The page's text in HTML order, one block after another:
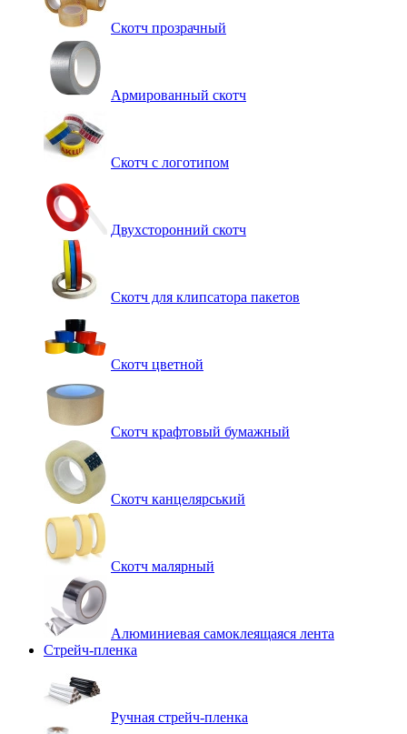
Cкотч прозрачный
Армированный скотч
Скотч с логотипом
Двухсторонний скотч
Скотч для клипсатора пакетов
Скотч цветной
Скотч крафтовый бумажный
Скотч канцелярський
Скотч малярный
Алюминиевая самоклеящаяся лента
Стрейч-пленка
Ручная стрейч-пленка